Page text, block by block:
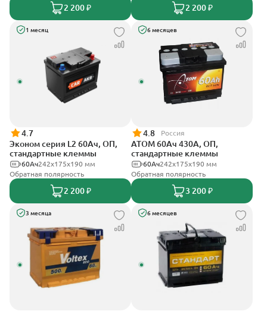
2 200 ₽ 2 200 ₽
1 месяц
4.7
Эконом серия L2 60Ач, ОП,
стандартные клеммы
242х175х190 мм
60Ач
Обратная полярность
2 200 ₽
6 месяцев
4.8 Россия
АТОМ 60Ач 430А, ОП,
стандартные клеммы
242х175х190 мм
60Ач
Обратная полярность
3 200 ₽
3 месяца 6 месяцев